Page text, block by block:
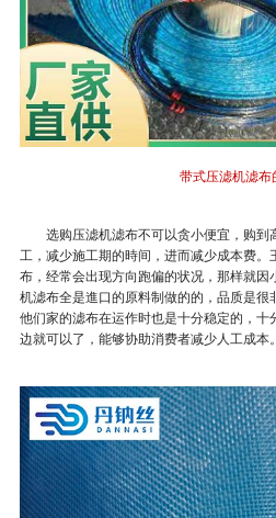
带式压滤机滤布
选购压滤机滤布不可以贪小便宜，购到
工，减少施工期的時间，进而减少成本费
布，经常会出现方向跑偏的状况，那样就
机滤布全是進口的原料制做的的，品质是很
他们家的滤布在运作时也是十分稳定的，
边就可以了，能够协助消费者减少人工成本。